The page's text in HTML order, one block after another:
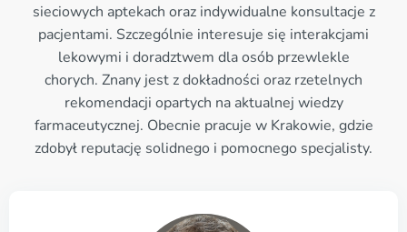
sieciowych aptekach oraz indywidualne konsultacje z
pacjentami. Szczególnie interesuje się interakcjami
lekowymi i doradztwem dla osób przewlekle
chorych. Znany jest z dokładności oraz rzetelnych
rekomendacji opartych na aktualnej wiedzy
farmaceutycznej. Obecnie pracuje w Krakowie, gdzie
zdobył reputację solidnego i pomocnego specjalisty.